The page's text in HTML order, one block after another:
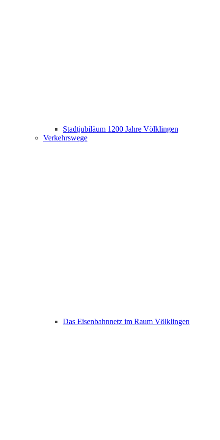
Stadtjubiläum 1200 Jahre Völklingen
Verkehrswege
Das Eisenbahnnetz im Raum Völklingen